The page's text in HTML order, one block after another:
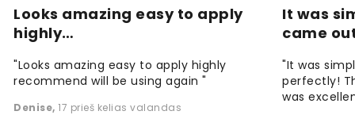
Looks amazing easy to apply
highly…
"Looks amazing easy to apply highly
recommend will be using again "
Denise, 17 prieš kelias valandas
It was
came
"It was
perfectly!
was